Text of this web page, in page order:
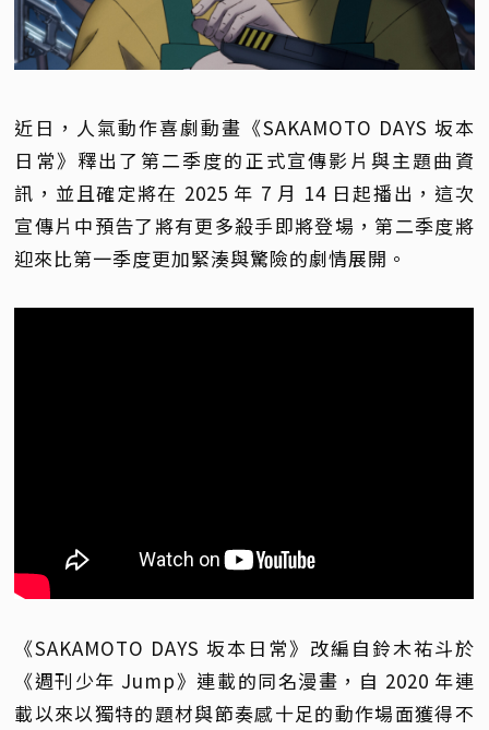
近日，人氣動作喜劇動畫《SAKAMOTO DAYS 坂本
日常》釋出了第二季度的正式宣傳影片與主題曲資
訊，並且確定將在 2025 年 7 月 14 日起播出，這次
宣傳片中預告了將有更多殺手即將登場，第二季度將
迎來比第一季度更加緊湊與驚險的劇情展開。
《SAKAMOTO DAYS 坂本日常》改編自鈴木祐斗於
《週刊少年 Jump》連載的同名漫畫，自 2020 年連
載以來以獨特的題材與節奏感十足的動作場面獲得不